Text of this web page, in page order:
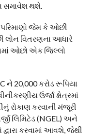
સમાવેશ થશે.
જેમ કે ઓછી
વિતરણના આધારે
ઓછો એક જિલ્લો
ને 20,000 કરોડ રૂપિયા
ઉર્જા ક્ષેત્રમાં
રોકાણ કરવાની મંજૂરી
લિમિટેડ (NGEL) અને
કરવામાં આવશે, જેથી